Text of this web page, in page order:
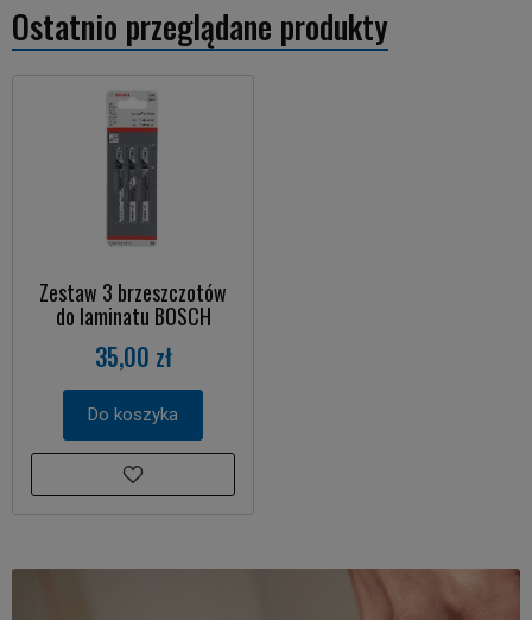
Ostatnio przeglądane produkty
Zestaw 3 brzeszczotów
do laminatu BOSCH
35,00 zł
Do koszyka